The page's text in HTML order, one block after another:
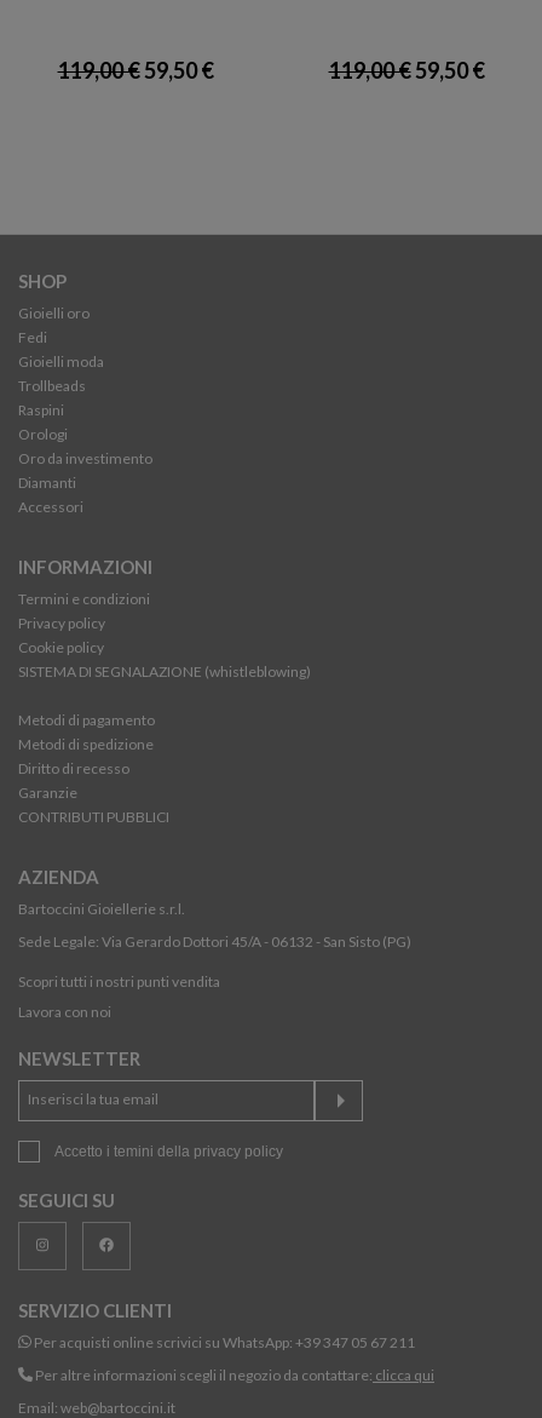
119,00 €59,50 € 119,00 €59,50 €
SHOP
Gioielli oro
Fedi
Gioielli moda
Trollbeads
Raspini
Orologi
Oro da investimento
Diamanti
Accessori
INFORMAZIONI
Termini e condizioni
Privacy policy
Cookie policy
SISTEMA DI SEGNALAZIONE (whistleblowing)
Metodi di pagamento
Metodi di spedizione
Diritto di recesso
Garanzie
CONTRIBUTI PUBBLICI
AZIENDA
Bartoccini Gioiellerie s.r.l.
Sede Legale: Via Gerardo Dottori 45/A - 06132 - San Sisto (PG)
Scopri tutti i nostri punti vendita
Lavora con noi
NEWSLETTER
Accetto i temini della privacy policy
SEGUICI SU
SERVIZIO CLIENTI
Per acquisti online scrivici su WhatsApp: +39 347 05 67 211
Per altre informazioni scegli il negozio da contattare: clicca qui
Email: web@bartoccini.it